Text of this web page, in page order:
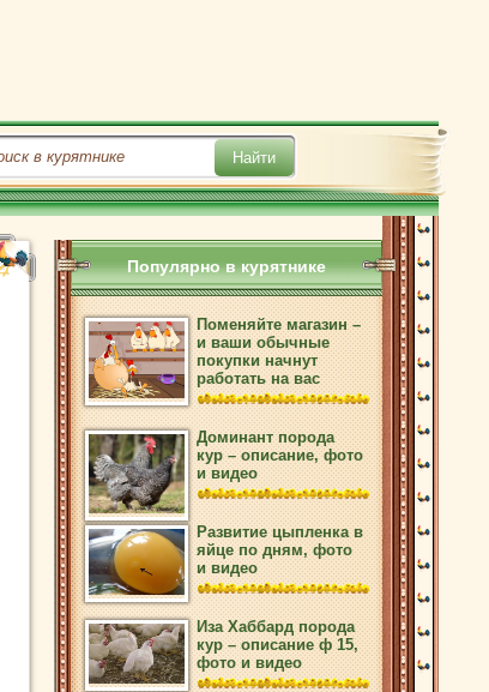
Популярно в курятнике
Поменяйте магазин –
и ваши обычные
покупки начнут
работать на вас
Доминант порода
кур – описание, фото
и видео
Развитие цыпленка в
яйце по дням, фото
и видео
Иза Хаббард порода
кур – описание ф 15,
фото и видео